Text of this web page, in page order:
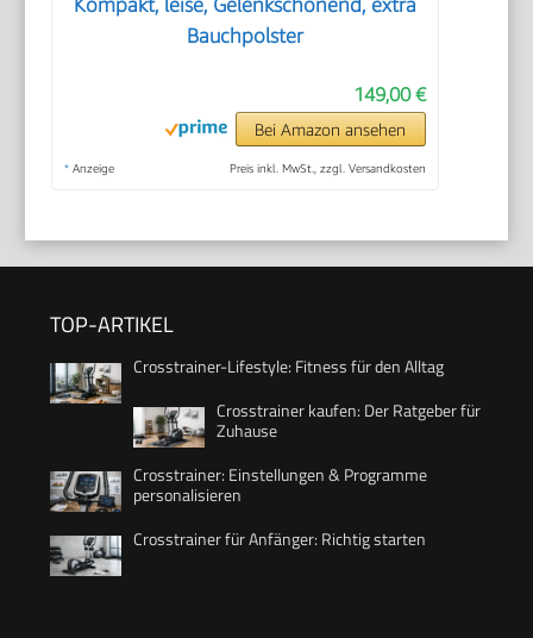
Bauchpolster
149,00 €
Bei Amazon ansehen
* Anzeige Preis inkl. MwSt., zzgl. Versandkosten
TOP-ARTIKEL
Crosstrainer-Lifestyle: Fitness für den Alltag
Crosstrainer kaufen: Der Ratgeber für
Zuhause
Crosstrainer: Einstellungen & Programme
personalisieren
Crosstrainer für Anfänger: Richtig starten